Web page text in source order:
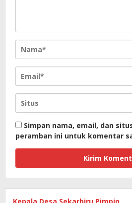
Simpan nama, email, dan
peramban ini untuk komentar
Kepala Desa Sekarbiru Pimpin